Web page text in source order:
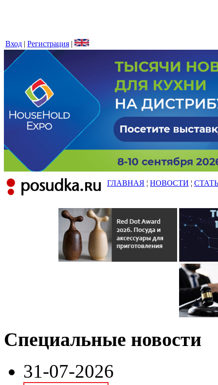
Вход | Регистрация |
ГЛАВНАЯ ¦ НОВОСТИ ¦
Специальные новости
31-07-2026